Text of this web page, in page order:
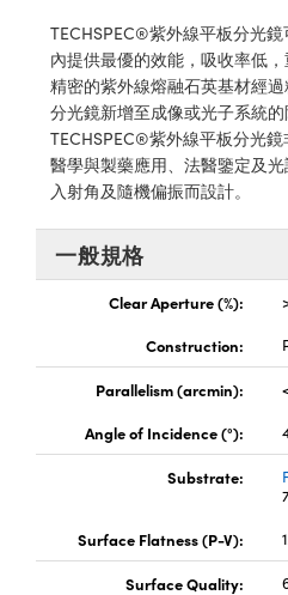
| 超快光學
Sputtering) Coated Optics |
濺鍍）鍍膜光學元件
Elements (DOE) | 繞射光
Filters | 顯微鏡濾光片
Lenses | 變焦鏡頭模組
Targets | 顯微鏡標靶
Stage Micrometers | 刻劃板或
Mechanics | 顯微鏡用結構件
and Couplers | 中繼鏡或耦合鏡
Microscopes | 袖珍顯微鏡
鏡
and Optomechanics |
Interface Cameras | 高速接口相
| 模擬相機
Development Systems
Optical Company
Components
TECHSPEC®紫外線平板分光
內提供最優的效能，吸收率低，
精密的紫外線熔融石英基材經
分光鏡新增至成像或光子系統的
TECHSPEC®紫外線平板分光
醫學與製藥應用、法醫鑒定及
入射角及隨機偏振而設計。
一般規格
Clear Aperture (%):
Construction:
Parallelism (arcmin):
Angle of Incidence (°):
Substrate:
Surface Flatness (P-V):
Surface Quality: